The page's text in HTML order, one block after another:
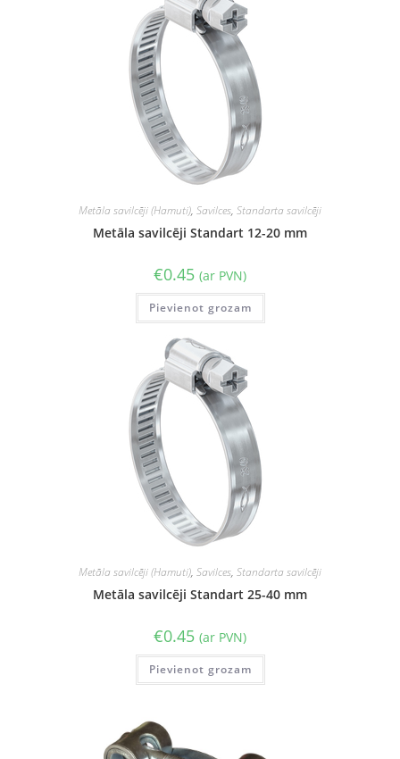
Metāla savilcēji (Hamuti), Savilces, Standarta savilcēji
Metāla savilcēji Standart 12-20 mm
€0.45 (ar PVN)
Pievienot grozam
Metāla savilcēji (Hamuti), Savilces, Standarta savilcēji
Metāla savilcēji Standart 25-40 mm
€0.45 (ar PVN)
Pievienot grozam